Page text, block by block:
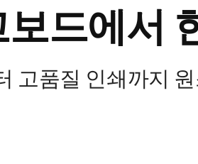
드에서
고품질 인쇄까지